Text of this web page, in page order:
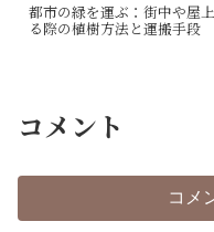
都市の緑を運ぶ：街中や屋
る際の植樹方法と運搬手段
コメント
コメ